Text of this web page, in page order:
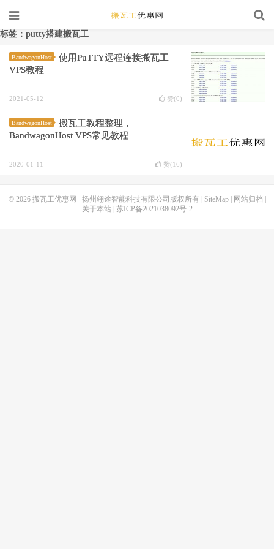
标签：putty搭建搬瓦工
BandwagonHost
使用PuTTY远程连接搬瓦工
VPS教程
2021-05-12 赞(0)
BandwagonHost
搬瓦工教程整理，
BandwagonHost VPS常见教程
2020-01-11 赞(16)
© 2026 搬瓦工优惠网 扬州翎途智能科技有限公司版权所有 | SiteMap| 网站归档
关于本站| 苏ICP备2021038092号-2